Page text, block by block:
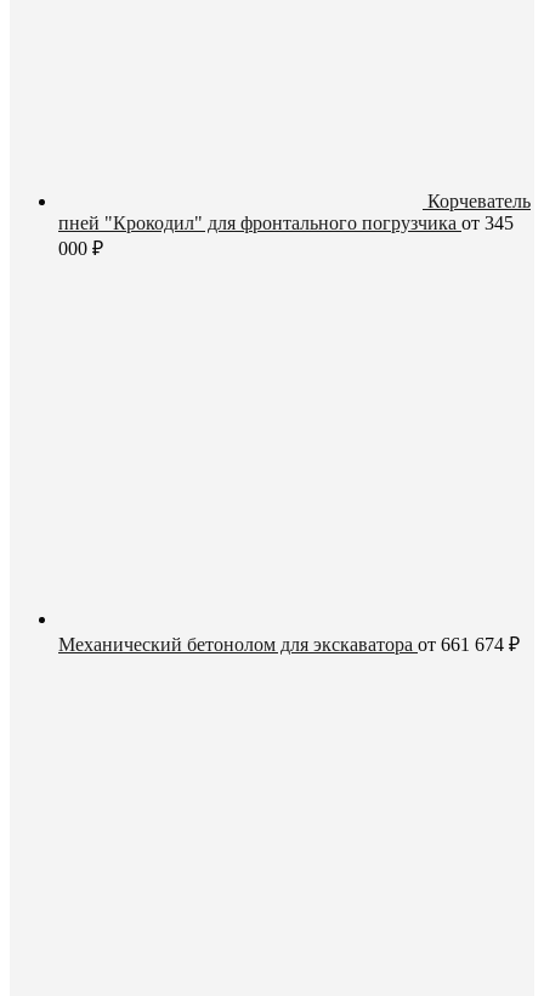
Корчеватель
пней "Крокодил" для фронтального погрузчика от 345
000 ₽
Механический бетонолом для экскаватора от 661 674 ₽